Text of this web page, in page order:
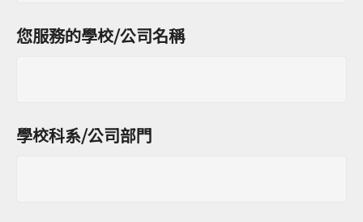
您服務的學校/公司名稱
學校科系/公司部門